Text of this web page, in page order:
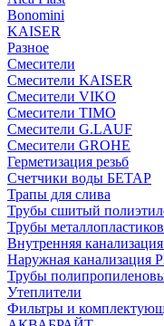
Bonomini
KAISER
Разное
Смесители
Смесители KAISER
Смесители VIKO
Смесители TIMO
Смесители G.LAUF
Смесители GROHE
Герметизация резьб
Счетчики воды БЕТАР
Трапы для слива
Трубы сшитый
Трубы
Внутренняя
Наружная
Трубы
Утеплители
Фильтры и